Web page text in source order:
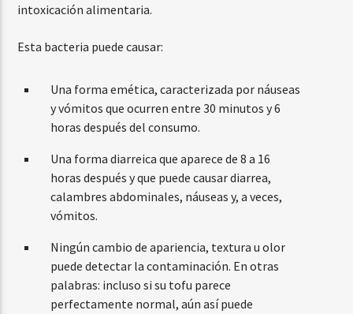
intoxicación alimentaria.
Esta bacteria puede causar:
Una forma emética, caracterizada por náuseas
y vómitos que ocurren entre 30 minutos y 6
horas después del consumo.
Una forma diarreica que aparece de 8 a 16
horas después y que puede causar diarrea,
calambres abdominales, náuseas y, a veces,
vómitos.
Ningún cambio de apariencia, textura u olor
puede detectar la contaminación. En otras
palabras: incluso si su tofu parece
perfectamente normal, aún así puede